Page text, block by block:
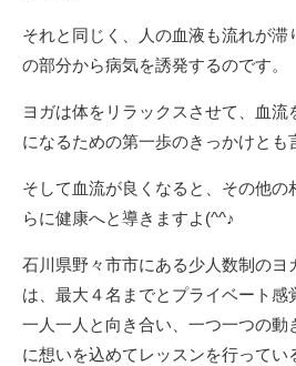
それと同じく、人の血液も流れが滞
の部分から病気を誘発するのです。
ヨガは体をリラックスさせて、血
になるための第一歩のきっかけとも
そして血流が良くなると、その他の
らに健康へと導きますよ(^^♪
石川県野々市市にある少人数制のヨ
は、最大４名までとプライベート感
一人一人と向き合い、一つ一つの動
に想いを込めてレッスンを行ってい